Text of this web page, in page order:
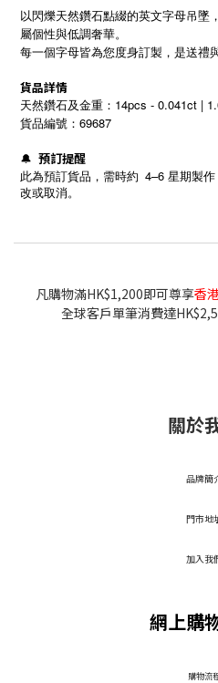
以閃爍天然鑽石點綴的英文字母吊墜
屬個性與低調奢華。
每一個字母皆為您度身訂製，是送禮
貨品詳情
天然鑽石及金重：14pcs - 0.041ct |
貨品編號：69687
🔔 預訂提醒
此為預訂貨品，需時約 4–6 星期製
改或取消。
凡購物滿HK$1,200即可尊享香
全球客戶單筆消費達
關於
品牌簡
門市地
加入我
網上購
購物流